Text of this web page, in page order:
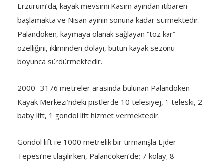
Erzurum’da, kayak mevsimi Kasım ayından itibaren
başlamakta ve Nisan ayının sonuna kadar sürmektedir.
Palandöken, kaymaya olanak sağlayan “toz kar”
özelliğini, ikliminden dolayı, bütün kayak sezonu
boyunca sürdürmektedir.
2000 -3176 metreler arasında bulunan Palandöken
Kayak Merkezi’ndeki pistlerde 10 telesiyej, 1 teleski, 2
baby lift, 1 gondol lift hizmet vermektedir.
Gondol lift ile 1000 metrelik bir tırmanışla Ejder
Tepesi’ne ulaşılırken, Palandöken’de; 7 kolay, 8